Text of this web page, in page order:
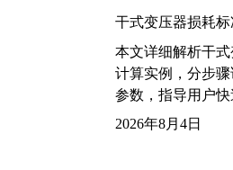
干式变压器损耗
本文详细解析干
计算实例，分步
参数，指导用户快
2026年8月4日